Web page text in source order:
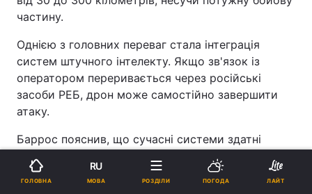
частину.
Однією з головних переваг стала інтеграція
систем штучного інтелекту. Якщо зв'язок із
оператором переривається через російські
засоби РЕБ, дрон може самостійно завершити
атаку.
Баррос пояснив, що сучасні системи здатні
самостійно розпізнавати цілі на фінальному етапі
польоту:
ГОЛОВНА
RU
МОВА РОЗДІЛИ ПОГОДА ЛАЙТ